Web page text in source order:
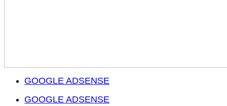
GOOGLE ADSENSE
GOOGLE ADSENSE